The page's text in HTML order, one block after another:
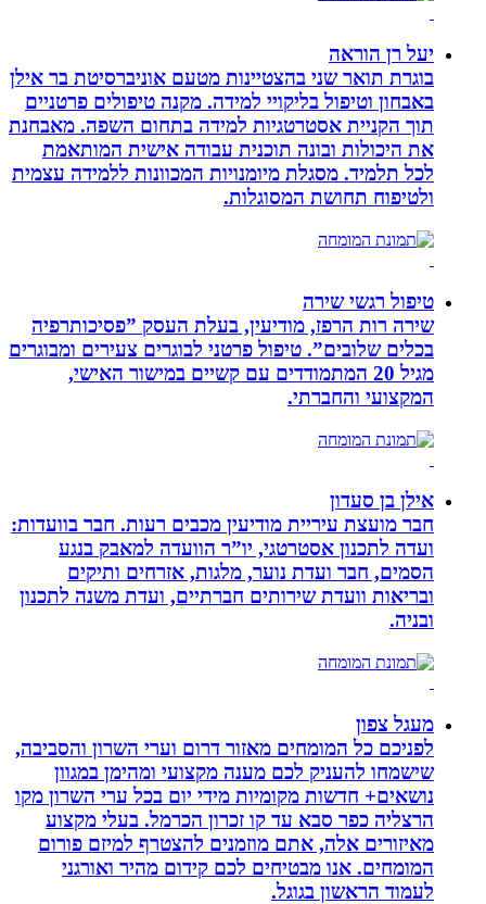
יעל רן הוראה
בוגרת תואר שני בהצטיינות מטעם אוניברסיטת בר אילן
באבחון וטיפול בליקויי למידה. מקנה טיפולים פרטניים
תוך הקניית אסטרטגיות למידה בתחום השפה. מאבחנת
את היכולות ובונה תוכנית עבודה אישית המותאמת
לכל תלמיד. מסגלת מיומנויות המכוונות ללמידה עצמית
ולטיפוח תחושת המסוגלות.
טיפול רגשי שירה
שירה רות הרפז, מודיעין, בעלת העסק ”פסיכותרפיה
בכלים שלובים”. טיפול פרטני לבוגרים צעירים ומבוגרים
מגיל 20 המתמודדים עם קשיים במישור האישי,
המקצועי והחברתי.
אילן בן סעדון
חבר מועצת עיריית מודיעין מכבים רעות. חבר בוועדות:
ועדה לתכנון אסטרטגי, יו”ר הוועדה למאבק בנגע
הסמים, חבר ועדת נוער, מלגות, אזרחים ותיקים
ובריאות וועדת שירותים חברתיים, ועדת משנה לתכנון
מעגל צפון
לפניכם כל המומחים מאזור דרום וערי השרון והסביבה,
שישמחו להעניק לכם מענה מקצועי ומהימן במגוון
נושאים+ חדשות מקומיות מידי יום בכל ערי השרון מקו
הרצליה כפר סבא עד קו זכרון הכרמל. בעלי מקצוע
מאיזורים אלה, אתם מוזמנים להצטרף למיזם פורום
המומחים. אנו מבטיחים לכם קידום מהיר ואורגני
לעמוד הראשון בגוגל.